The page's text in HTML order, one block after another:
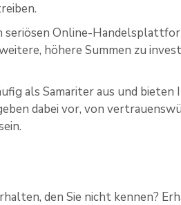
Online-
höhere Summen zu
als Samariter aus und bieten
dabei vor, von
den Sie nicht kennen?